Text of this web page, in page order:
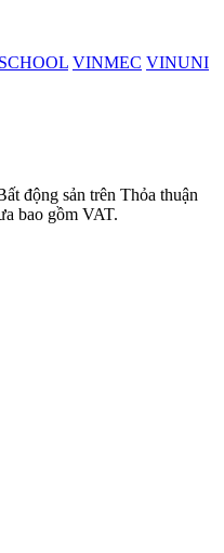
VINMEC VINUNI
động sản trên Thỏa thuận
bao gồm VAT.